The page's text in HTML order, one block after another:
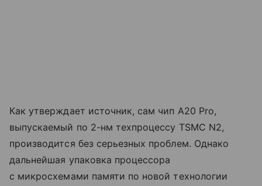
Как утверждает источник, сам чип A20 Pro,
выпускаемый по 2-нм техпроцессу TSMC N2,
производится без серьезных проблем. Однако
дальнейшая упаковка процессора
с микросхемами памяти по новой технологии